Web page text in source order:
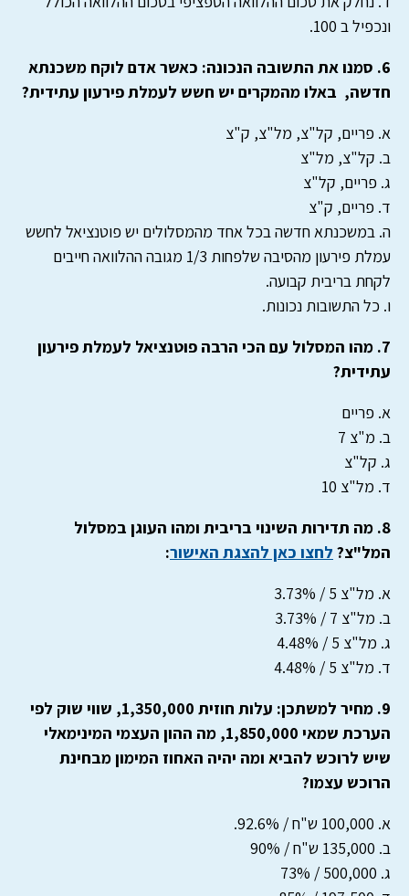
ונכפיל ב 100.
6. סמנו את התשובה הנכונה: כאשר אדם לוקח משכנתא
חדשה, באלו מהמקרים יש חשש לעמלת פירעון עתידית?
א. פריים, קל"צ, מל"צ, ק"צ
ב. קל"צ, מל"צ
ג. פריים, קל"צ
ד. פריים, ק"צ
ה. במשכנתא חדשה בכל אחד מהמסלולים יש פוטנציאל לחשש
עמלת פירעון מהסיבה שלפחות 1/3 מגובה ההלוואה חייבים
לקחת בריבית קבועה.
ו. כל התשובות נכונות.
7. מהו המסלול עם הכי הרבה פוטנציאל לעמלת פירעון
עתידית?
א. פריים
ב. מ"צ 7
ג. קל"צ
ד. מל"צ 10
8. מה תדירות השינוי בריבית ומהו העוגן במסלול
המל"צ? לחצו כאן להצגת האישור:
א. מל"צ 5 / 3.73%
ב. מל"צ 7 / 3.73%
ג. מל"צ 5 / 4.48%
ד. מל"צ 5 / 4.48%
9. מחיר למשתכן: עלות חוזית 1,350,000, שווי שוק לפי
הערכת שמאי 1,850,000, מה ההון העצמי המינימאלי
שיש לרוכש להביא ומה יהיה האחוז המימון מבחינת
הרוכש עצמו?
א. 100,000 ש"ח / 92.6%.
ב. 135,000 ש"ח / 90%
ג. 500,000 / 73%